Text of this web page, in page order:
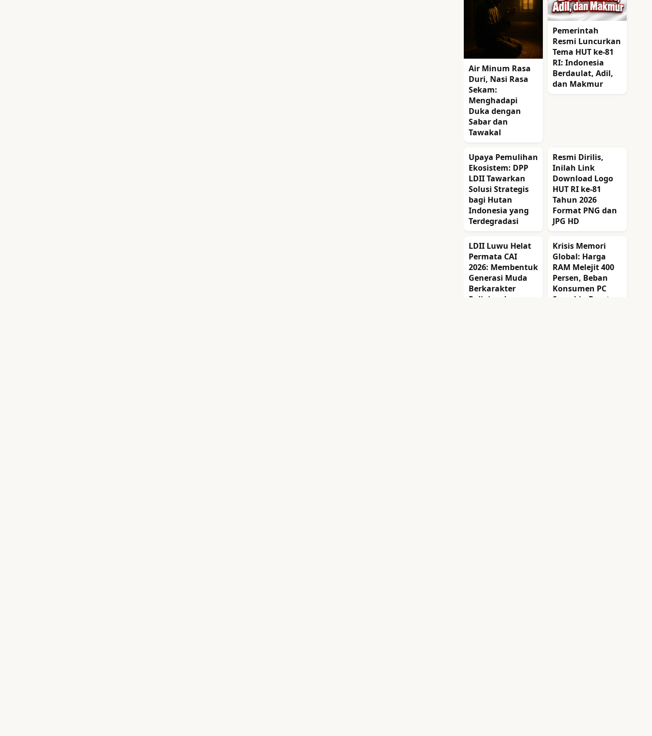
Air Minum Rasa
Duri, Nasi Rasa
Sekam:
Menghadapi
Duka dengan
Sabar dan
Tawakal
Pemerintah
Resmi Luncurkan
Tema HUT ke-81
RI: Indonesia
Berdaulat, Adil,
dan Makmur
Upaya Pemulihan
Ekosistem: DPP
LDII Tawarkan
Solusi Strategis
bagi Hutan
Indonesia yang
Terdegradasi
Resmi Dirilis,
Inilah Link
Download Logo
HUT RI ke-81
Tahun 2026
Format PNG dan
JPG HD
LDII Luwu Helat
Permata CAI
2026: Membentuk
Generasi Muda
Berkarakter
Religius dan
Krisis Memori
Global: Harga
RAM Melejit 400
Persen, Beban
Konsumen PC
Semakin Berat